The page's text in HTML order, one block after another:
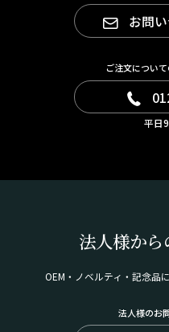
お問
ご注文につい
平日
法人様か
OEM・ノベルティ・記念品
法人様のお